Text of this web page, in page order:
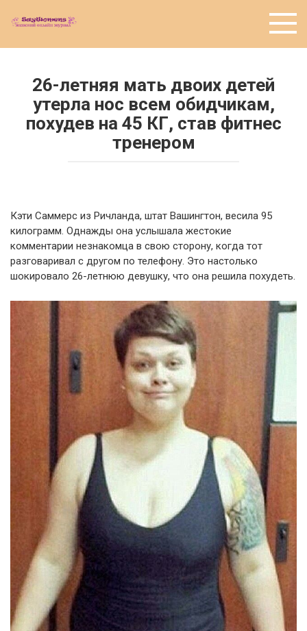
26-летняя мать двоих детей
утерла нос всем обидчикам,
похудев на 45 КГ, став фитнес
тренером
Кэти Саммерс из Ричланда, штат Вашингтон, весила 95
килограмм. Однажды она услышала жестокие
комментарии незнакомца в свою сторону, когда тот
разговаривал с другом по телефону. Это настолько
шокировало 26-летнюю девушку, что она решила похудеть.